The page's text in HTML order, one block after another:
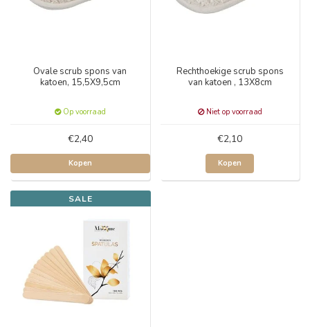
Ovale scrub spons van
katoen, 15,5X9,5cm
Op voorraad
€2,40
Kopen
Rechthoekige scrub spons
van katoen , 13X8cm
Niet op voorraad
€2,10
Kopen
SALE